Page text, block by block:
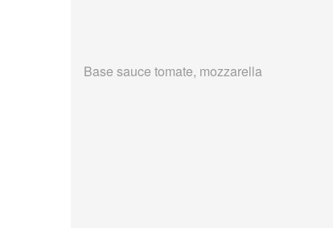
Base sauce tomate, mozzarella